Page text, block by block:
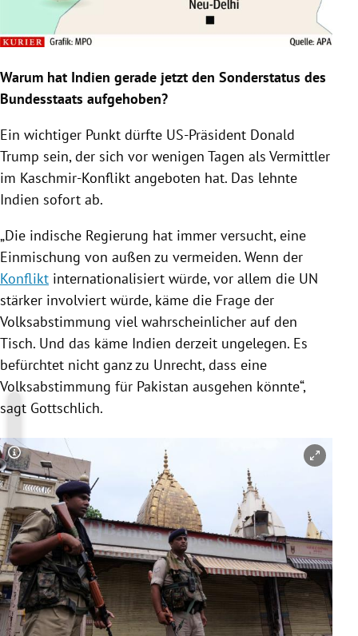
Warum hat Indien gerade jetzt den Sonderstatus des
Bundesstaats aufgehoben?
Ein wichtiger Punkt dürfte US-Präsident Donald
Trump sein, der sich vor wenigen Tagen als Vermittler
im Kaschmir-Konflikt angeboten hat. Das lehnte
Indien sofort ab.
„Die indische Regierung hat immer versucht, eine
Einmischung von außen zu vermeiden. Wenn der
Konflikt internationalisiert würde, vor allem die UN
stärker involviert würde, käme die Frage der
Volksabstimmung viel wahrscheinlicher auf den
Tisch. Und das käme Indien derzeit ungelegen. Es
befürchtet nicht ganz zu Unrecht, dass eine
Volksabstimmung für Pakistan ausgehen könnte“,
sagt Gottschlich.
Copyright-Hinweis öffnen/schließen